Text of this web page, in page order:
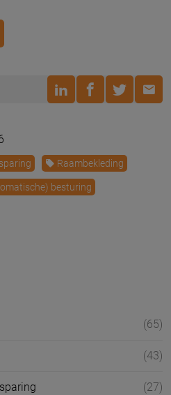
Raambekleding
besturing
(65)
(43)
(27)